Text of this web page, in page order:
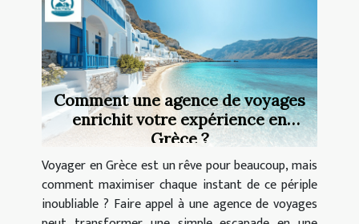
Comment une agence de voyages
enrichit votre expérience en
Grèce ?
Voyager en Grèce est un rêve pour beaucoup, mais
comment maximiser chaque instant de ce périple
inoubliable ? Faire appel à une agence de voyages